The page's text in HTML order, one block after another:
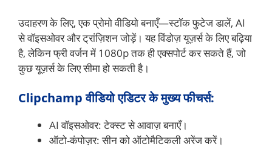
उदाहरण के लिए, एक प्रोमो वीडियो बनाएँ—स्टॉक फुटेज डालें, AI
से वॉइसओवर और ट्रांज़िशन जोड़ें। यह विंडोज़ यूज़र्स के लिए बढ़िया
है, लेकिन फ्री वर्जन में 1080p तक ही एक्सपोर्ट कर सकते हैं, जो
कुछ यूज़र्स के लिए सीमा हो सकती है।
Clipchamp वीडियो एडिटर के मुख्य फीचर्स:
AI वॉइसओवर: टेक्स्ट से आवाज़ बनाएँ।
ऑटो-कंपोज़र: सीन को ऑटोमैटिकली अरेंज करें।